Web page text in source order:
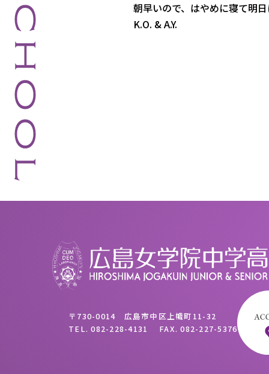
朝早いので、はやめに寝て明
K.O. & A.Y.
〒730-0014 広島市中区上幟町11-32
TEL.082-228-4131 FAX.082-227-5376